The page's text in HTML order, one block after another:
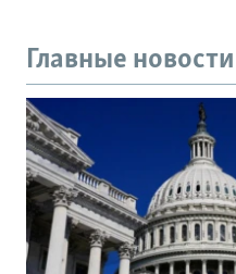
Главные новости